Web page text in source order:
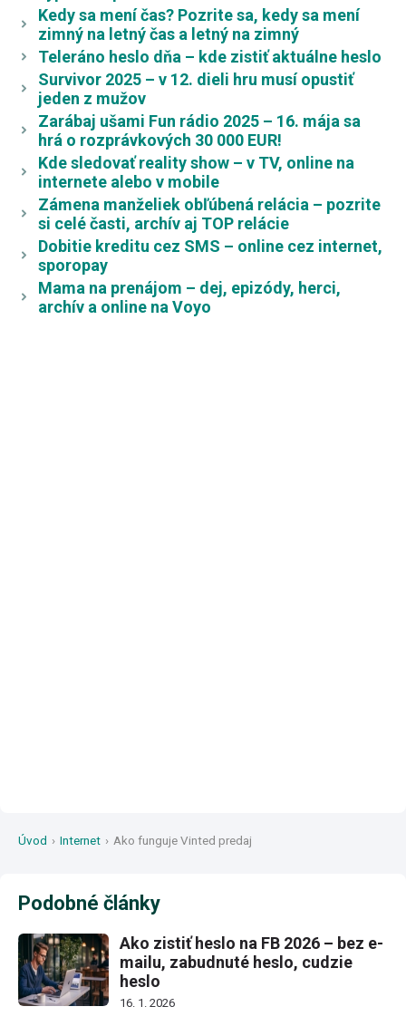
Kedy sa mení čas? Pozrite sa, kedy sa mení
zimný na letný čas a letný na zimný
Teleráno heslo dňa – kde zistiť aktuálne heslo
Survivor 2025 – v 12. dieli hru musí opustiť
jeden z mužov
Zarábaj ušami Fun rádio 2025 – 16. mája sa
hrá o rozprávkových 30 000 EUR!
Kde sledovať reality show – v TV, online na
internete alebo v mobile
Zámena manželiek obľúbená relácia – pozrite
si celé časti, archív aj TOP relácie
Dobitie kreditu cez SMS – online cez internet,
sporopay
Mama na prenájom – dej, epizódy, herci,
archív a online na Voyo
Úvod › Internet › Ako funguje Vinted predaj
Podobné články
Ako zistiť heslo na FB 2026 – bez e-
mailu, zabudnuté heslo, cudzie
heslo
16. 1. 2026